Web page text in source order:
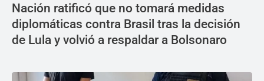
Nación ratificó que no tomará medidas
diplomáticas contra Brasil tras la decisión
de Lula y volvió a respaldar a Bolsonaro